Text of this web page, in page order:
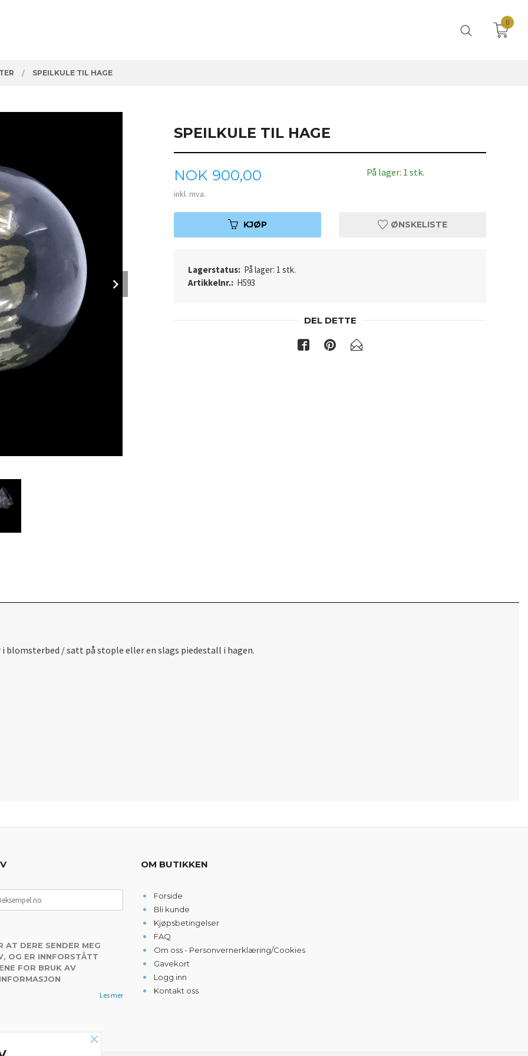
0
SPEILKULE TIL HAGE
SPEILKULE TIL HAGE
Pris
NOK 900,00
inkl. mva.
På lager: 1 stk.
KJØP ØNSKELISTE
Lagerstatus: På lager: 1 stk.
Artikkelnr.: H593
DEL DETTE
/ satt på stople eller en slags piedestall i hagen.
AT DERE SENDER MEG
OG ER INNFORSTÅTT
FOR BRUK AV
Les mer
OM BUTIKKEN
Forside
Bli kunde
Kjøpsbetingelser
FAQ
Om oss - Personvernerklæring/Cookies
Gavekort
Logg inn
Kontakt oss
×